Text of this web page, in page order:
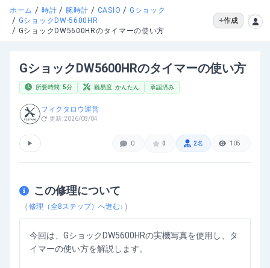
ホーム / 時計 / 腕時計 / CASIO / Gショック
/ GショックDW-5600HR
/ GショックDW5600HRのタイマーの使い方
作成
GショックDW5600HRのタイマーの使い方
所要時間: 5分 難易度: かんたん 承認済み
フィクタロウ運営
更新: 2026/08/04
▶ 0 0 2名 105
この修理について
（修理（全8 ステップ）へ進む↓ ）
今回は、GショックDW5600HRの実機写真を使用し、タ
イマーの使い方を解説します。